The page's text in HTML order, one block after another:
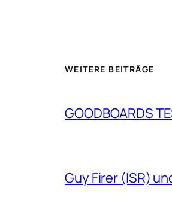
WEITERE BEITRÄGE
GOODBOARDS
Guy Firer (ISR)